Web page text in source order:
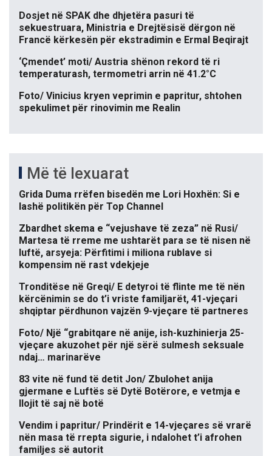
Dosjet në SPAK dhe dhjetëra pasuri të
sekuestruara, Ministria e Drejtësisë dërgon në
Francë kërkesën për ekstradimin e Ermal Beqirajt
‘Çmendet’ moti/ Austria shënon rekord të ri
temperaturash, termometri arrin në 41.2°C
Foto/ Vinicius kryen veprimin e papritur, shtohen
spekulimet për rinovimin me Realin
Më të lexuarat
Grida Duma rrëfen bisedën me Lori Hoxhën: Si e
lashë politikën për Top Channel
Zbardhet skema e “vejushave të zeza” në Rusi/
Martesa të rreme me ushtarët para se të nisen në
luftë, arsyeja: Përfitimi i miliona rublave si
kompensim në rast vdekjeje
Tronditëse në Greqi/ E detyroi të flinte me të nën
kërcënimin se do t’i vriste familjarët, 41-vjeçari
shqiptar përdhunon vajzën 9-vjeçare të partneres
Foto/ Një “grabitqare në anije, ish-kuzhinierja 25-
vjeçare akuzohet për një sërë sulmesh seksuale
ndaj… marinarëve
83 vite në fund të detit Jon/ Zbulohet anija
gjermane e Luftës së Dytë Botërore, e vetmja e
llojit të saj në botë
Vendim i papritur/ Prindërit e 14-vjeçares së vrarë
nën masa të rrepta sigurie, i ndalohet t’i afrohen
familjes së autorit